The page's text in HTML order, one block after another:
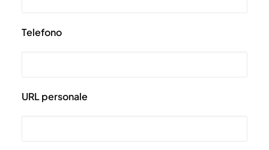
Telefono
URL personale